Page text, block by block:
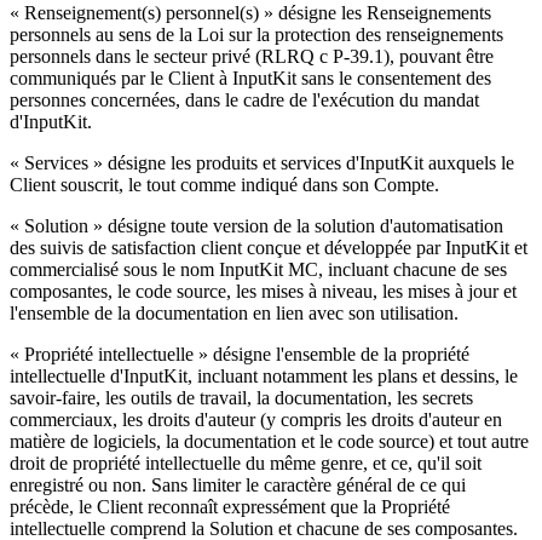
« Renseignement(s) personnel(s) » désigne les Renseignements
personnels au sens de la Loi sur la protection des renseignements
personnels dans le secteur privé (RLRQ c P-39.1), pouvant être
communiqués par le Client à InputKit sans le consentement des
personnes concernées, dans le cadre de l'exécution du mandat
d'InputKit.
« Services » désigne les produits et services d'InputKit auxquels le
Client souscrit, le tout comme indiqué dans son Compte.
« Solution » désigne toute version de la solution d'automatisation
des suivis de satisfaction client conçue et développée par InputKit et
commercialisé sous le nom InputKit MC, incluant chacune de ses
composantes, le code source, les mises à niveau, les mises à jour et
l'ensemble de la documentation en lien avec son utilisation.
« Propriété intellectuelle » désigne l'ensemble de la propriété
intellectuelle d'InputKit, incluant notamment les plans et dessins, le
savoir-faire, les outils de travail, la documentation, les secrets
commerciaux, les droits d'auteur (y compris les droits d'auteur en
matière de logiciels, la documentation et le code source) et tout autre
droit de propriété intellectuelle du même genre, et ce, qu'il soit
enregistré ou non. Sans limiter le caractère général de ce qui
précède, le Client reconnaît expressément que la Propriété
intellectuelle comprend la Solution et chacune de ses composantes.